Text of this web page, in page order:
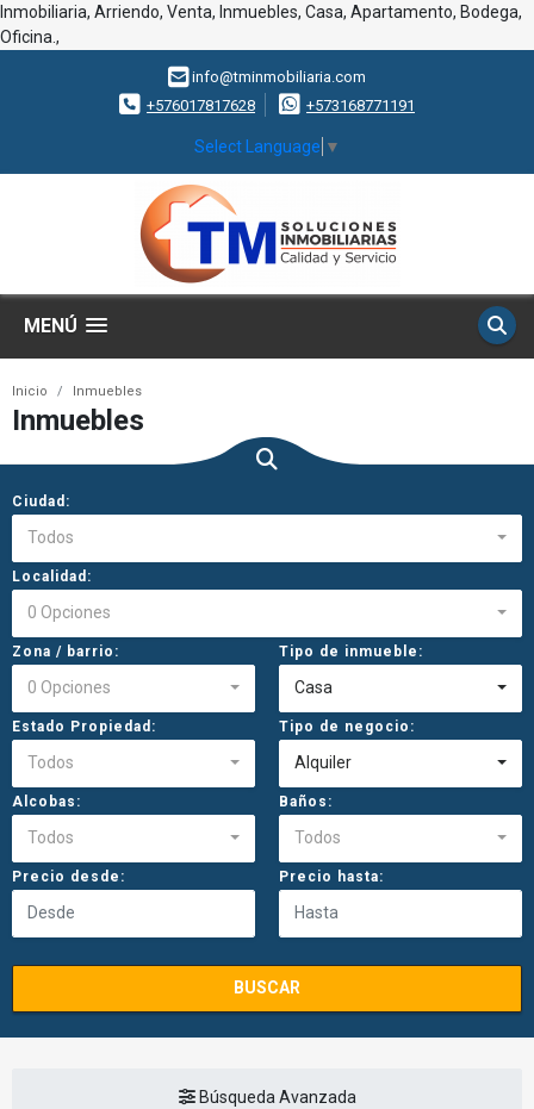
Inmobiliaria, Arriendo, Venta, Inmuebles, Casa, Apartamento, Bodega,
Oficina.,
info@tminmobiliaria.com
+576017817628
+573168771191
Select Language ▼
MENÚ
Inicio Inmuebles
Inmuebles
Ciudad:
Todos
Localidad:
0 Opciones
Zona / barrio:
0 Opciones
Tipo de inmueble:
Casa
Estado Propiedad:
Todos
Tipo de negocio:
Alquiler
Alcobas:
Todos
Baños:
Todos
Precio desde: Precio hasta:
BUSCAR
Búsqueda Avanzada